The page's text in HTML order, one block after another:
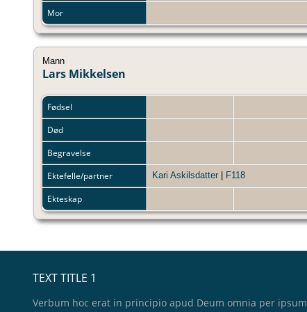
Mor
Mann
Lars Mikkelsen
Fødsel
Død
Begravelse
Ektefelle/partner
Kari Askilsdatter F118
Ekteskap
TEXT TITLE 1
Verbum hoc erat in principio apud Deum omnia per ipsum